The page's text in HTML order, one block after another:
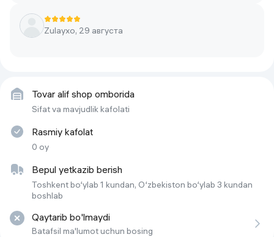
Zulayxo, 29 августа
Tovar alif shop omborida
Sifat va mavjudlik kafolati
Rasmiy kafolat
0 oy
Bepul yetkazib berish
Toshkent bo‘ylab 1 kundan, O‘zbekiston bo‘ylab 3 kundan
boshlab
Qaytarib bo'lmaydi
Batafsil ma'lumot uchun bosing